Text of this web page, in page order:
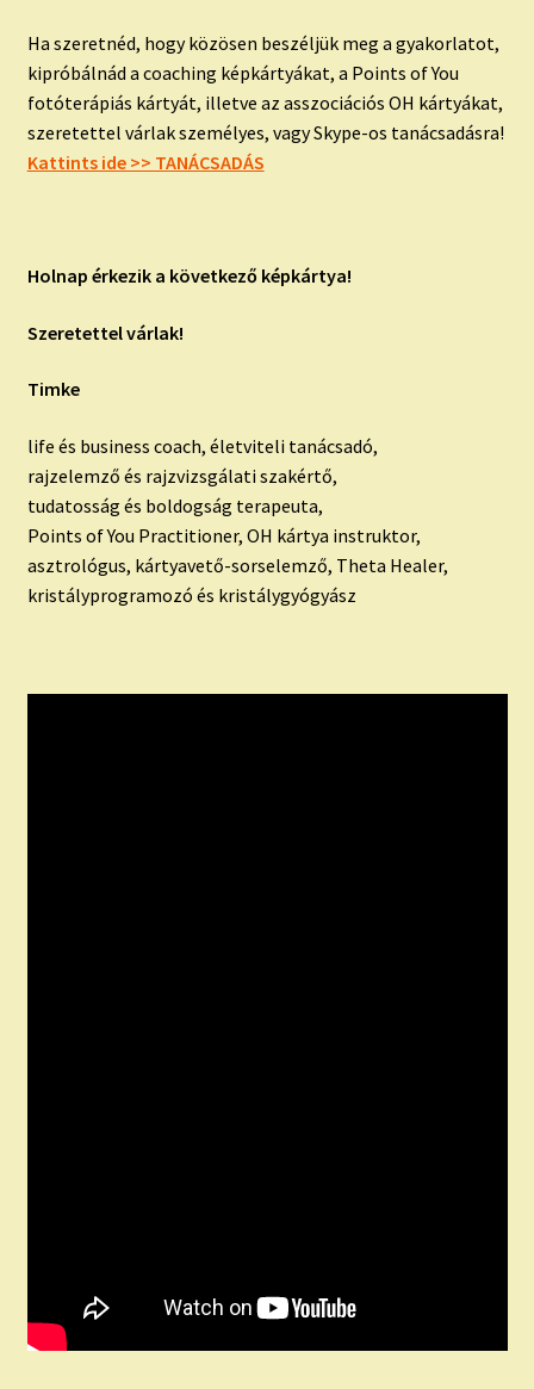
Ha szeretnéd, hogy közösen beszéljük meg a gyakorlatot,
kipróbálnád a coaching képkártyákat, a Points of You
fotóterápiás kártyát, illetve az asszociációs OH kártyákat,
szeretettel várlak személyes, vagy Skype-os tanácsadásra!
Kattints ide >> TANÁCSADÁS
Holnap érkezik a következő képkártya!
Szeretettel várlak!
Timke
life és business coach, életviteli tanácsadó,
rajzelemző és rajzvizsgálati szakértő,
tudatosság és boldogság terapeuta,
Points of You Practitioner, OH kártya instruktor,
asztrológus, kártyavető-sorselemző, Theta Healer,
kristályprogramozó és kristálygyógyász